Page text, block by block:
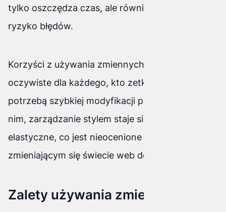
tylko oszczędza czas, ale również minimalizuje
ryzyko błędów.
Korzyści z używania zmiennych CSS są
oczywiste dla każdego, kto zetknął się z
potrzebą szybkiej modyfikacji projektu. Dzięki
nim, zarządzanie stylem staje się bardziej
elastyczne, co jest nieocenione w dynamicznie
zmieniającym się świecie web designu.
Zalety używania zmiennych CSS